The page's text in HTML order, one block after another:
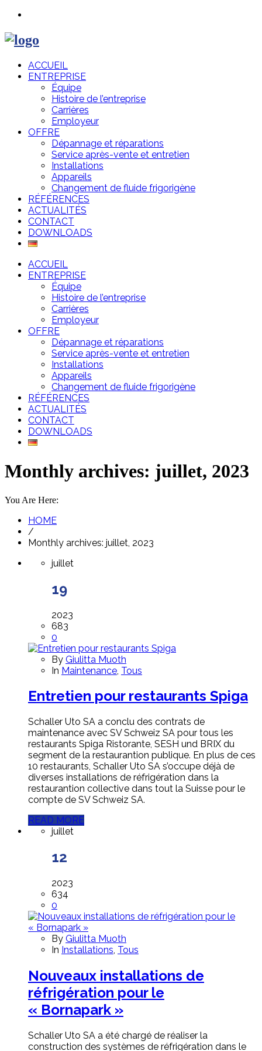
ACCUEIL
ENTREPRISE
Équipe
Histoire de l’entreprise
Carrières
Employeur
OFFRE
Dépannage et réparations
Service après-vente et entretien
Installations
Appareils
Changement de fluide frigorigène
RÉFÉRENCES
ACTUALITÉS
CONTACT
DOWNLOADS
ACCUEIL
ENTREPRISE
Équipe
Histoire de l’entreprise
Carrières
Employeur
OFFRE
Dépannage et réparations
Service après-vente et entretien
Installations
Appareils
Changement de fluide frigorigène
RÉFÉRENCES
ACTUALITÉS
CONTACT
DOWNLOADS
Monthly archives: juillet, 2023
You Are Here:
HOME
/
Monthly archives: juillet, 2023
juillet
19
2023
683
0
By Giulitta Muoth
In Maintenance Tous
Entretien pour restaurants Spiga
Schaller Uto SA a conclu des contrats de
maintenance avec SV Schweiz SA pour tous les
restaurants Spiga Ristorante, SESH und BRIX du
segment de la restaurantion publique. En plus de ces
10 restaurants, Schaller Uto SA s’occupe déjà de
diverses installations de réfrigération dans la
restaurantion collective dans tout la Suisse pour le
compte de SV Schweiz SA.
READ MORE
juillet
12
2023
634
0
By Giulitta Muoth
In Installations, Tous
Nouveaux installations de
réfrigération pour le
« Bornapark »
Schaller Uto SA a été chargé de réaliser la
construction des systèmes de réfrigération dans le